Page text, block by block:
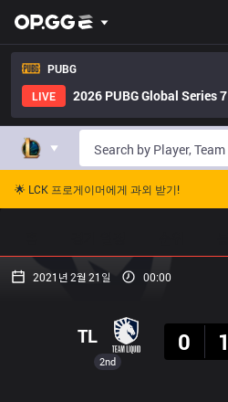
PUBG
LIVE
2026 PUBG Global Series 7
🌟 LCK 프로게이머에게 과외 받기!
2021년 2월 21일 00:00
2nd
TL
0
1